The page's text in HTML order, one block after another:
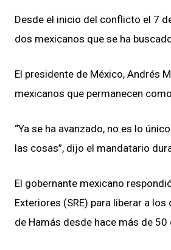
Desde el inicio del conflicto el 7
dos mexicanos que se ha
El presidente de México, Andrés
mexicanos que permanecen
“Ya se ha avanzado, no es lo
las cosas”, dijo el mandatario
El gobernante mexicano
Exteriores (SRE) para liberar a
de Hamás desde hace más de 50